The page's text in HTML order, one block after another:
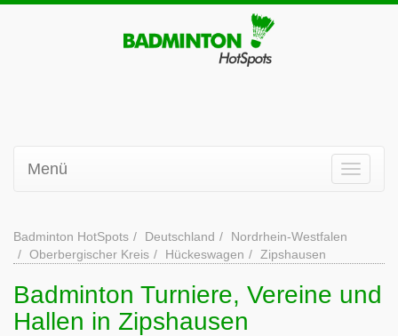
Menü
Badminton HotSpots Deutschland
Nordrhein-Westfalen
Oberbergischer Kreis
Hückeswagen Zipshausen
Badminton Turniere, Vereine und
Hallen in Zipshausen